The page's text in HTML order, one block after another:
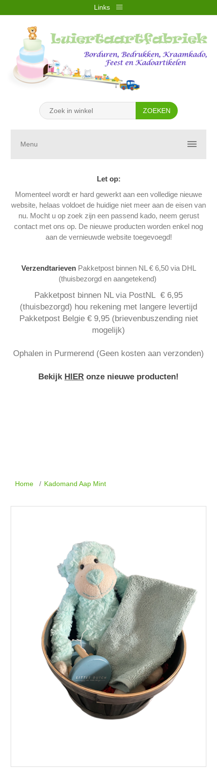
Links
REGISTREREN
WINKELWAGEN (0)
Menu
Let op:
Momenteel wordt er hard gewerkt aan een volledige nieuwe
website, helaas voldoet de huidige niet meer aan de eisen van
nu. Mocht u op zoek zijn een passend kado, neem gerust
contact met ons op. De nieuwe producten worden enkel nog
aan de vernieuwde website toegevoegd!
Verzendtarieven Pakketpost binnen NL € 6,50 via DHL
(thuisbezorgd en aangetekend)
Pakketpost binnen NL via PostNL € 6,95
(thuisbezorgd) hou rekening met langere levertijd
Pakketpost Belgie € 9,95 (brievenbuszending niet
mogelijk)
Ophalen in Purmerend (Geen kosten aan verzonden)
Bekijk HIER onze nieuwe producten!
Home / Kadomand Aap Mint